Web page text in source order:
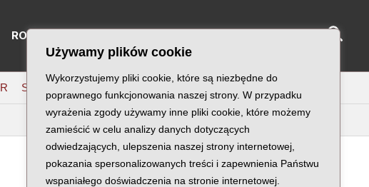
Używamy plików cookie
Wykorzystujemy pliki cookie, które są niezbędne do
poprawnego funkcjonowania naszej strony. W przypadku
wyrażenia zgody używamy inne pliki cookie, które możemy
zamieścić w celu analizy danych dotyczących
odwiedzających, ulepszenia naszej strony internetowej,
pokazania spersonalizowanych treści i zapewnienia Państwu
wspaniałego doświadczenia na stronie internetowej.
RODZINY KATYŃSKIE
R S